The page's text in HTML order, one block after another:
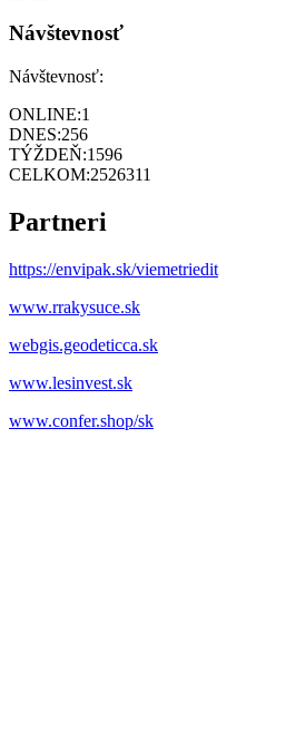
Návštevnosť
Návštevnosť:
ONLINE:1
DNES:256
TÝŽDEŇ:1596
CELKOM:2526311
Partneri
https://envipak.sk/viemetriedit
www.rrakysuce.sk
webgis.geodeticca.sk
www.lesinvest.sk
www.confer.shop/sk